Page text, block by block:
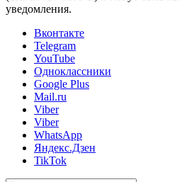
уведомления.
Вконтакте
Telegram
YouTube
Одноклассники
Google Plus
Mail.ru
Viber
Viber
WhatsApp
Яндекс.Дзен
TikTok